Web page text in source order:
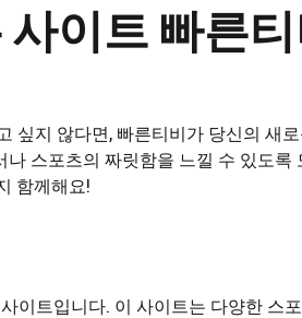
이트 빠른
싶지 않다면, 빠른티비가 당신의
스포츠의 짜릿함을 느낄 수 있도
함께해요!
이트입니다. 이 사이트는 다양한